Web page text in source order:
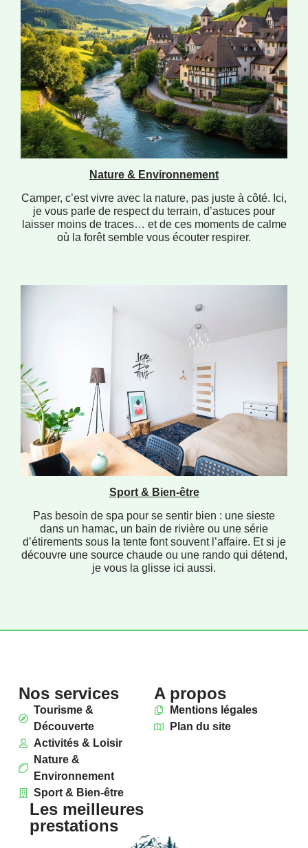
Nature & Environnement
Camper, c’est vivre avec la nature, pas juste à côté. Ici,
je vous parle de respect du terrain, d’astuces pour
laisser moins de traces… et de ces moments de calme
où la forêt semble vous écouter respirer.
Sport & Bien-être
Pas besoin de spa pour se sentir bien : une sieste
dans un hamac, un bain de rivière ou une série
d’étirements sous la tente font souvent l’affaire. Et si je
découvre une source chaude ou une rando qui détend,
je vous la glisse ici aussi.
Nos services
Tourisme &
Découverte
Activités & Loisir
Nature &
Environnement
Sport & Bien-être
A propos
Mentions légales
Plan du site
Les meilleures
prestations